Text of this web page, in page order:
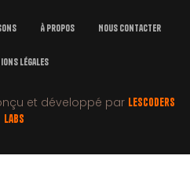
À Propos Nous Contacter
Légales
et développé par LesCoders
Labs